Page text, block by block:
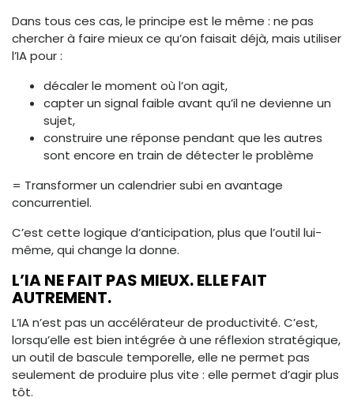
Dans tous ces cas, le principe est le même : ne pas
chercher à faire mieux ce qu’on faisait déjà, mais utiliser
l’IA pour :
décaler le moment où l’on agit,
capter un signal faible avant qu’il ne devienne un
sujet,
construire une réponse pendant que les autres
sont encore en train de détecter le problème
= Transformer un calendrier subi en avantage
concurrentiel.
C’est cette logique d’anticipation, plus que l’outil lui-
même, qui change la donne.
L’IA NE FAIT PAS MIEUX. ELLE FAIT
AUTREMENT.
L’IA n’est pas un accélérateur de productivité. C’est,
lorsqu’elle est bien intégrée à une réflexion stratégique,
un outil de bascule temporelle, elle ne permet pas
seulement de produire plus vite : elle permet d’agir plus
tôt.